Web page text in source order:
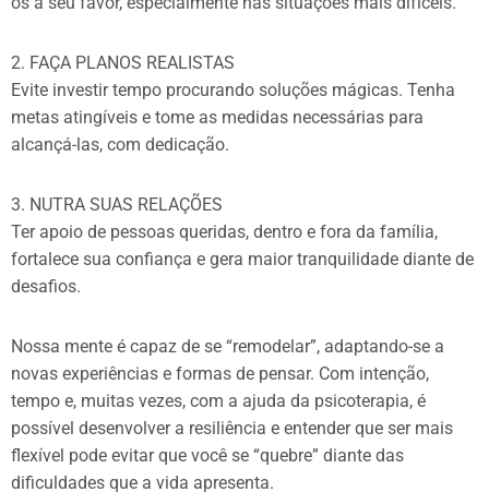
2. FAÇA PLANOS REALISTAS
Evite investir tempo procurando soluções mágicas. Tenha
metas atingíveis e tome as medidas necessárias para
alcançá-las, com dedicação.
3. NUTRA SUAS RELAÇÕES
Ter apoio de pessoas queridas, dentro e fora da família,
fortalece sua confiança e gera maior tranquilidade diante de
desafios.
Nossa mente é capaz de se “remodelar”, adaptando-se a
novas experiências e formas de pensar. Com intenção,
tempo e, muitas vezes, com a ajuda da psicoterapia, é
possível desenvolver a resiliência e entender que ser mais
flexível pode evitar que você se “quebre” diante das
dificuldades que a vida apresenta.